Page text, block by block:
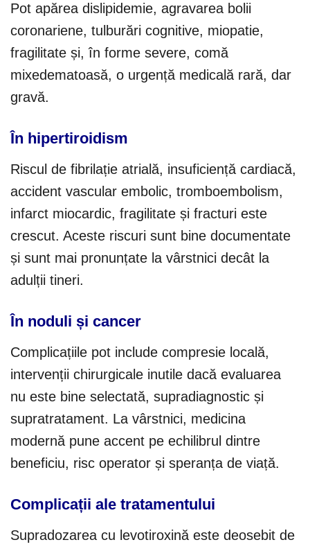
Pot apărea dislipidemie, agravarea bolii
coronariene, tulburări cognitive, miopatie,
fragilitate și, în forme severe, comă
mixedematoasă, o urgență medicală rară, dar
gravă.
În hipertiroidism
Riscul de fibrilație atrială, insuficiență cardiacă,
accident vascular embolic, tromboembolism,
infarct miocardic, fragilitate și fracturi este
crescut. Aceste riscuri sunt bine documentate
și sunt mai pronunțate la vârstnici decât la
adulții tineri.
În noduli și cancer
Complicațiile pot include compresie locală,
intervenții chirurgicale inutile dacă evaluarea
nu este bine selectată, supradiagnostic și
supratratament. La vârstnici, medicina
modernă pune accent pe echilibrul dintre
beneficiu, risc operator și speranța de viață.
Complicații ale tratamentului
Supradozarea cu levotiroxină este deosebit de